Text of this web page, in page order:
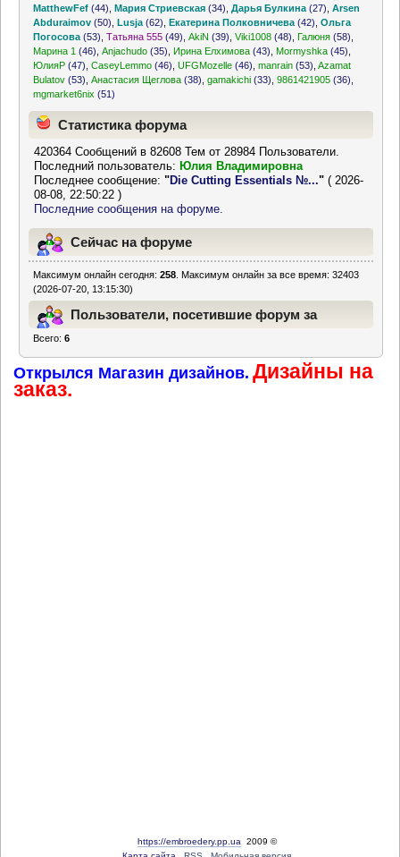
MatthewFef (44) ,Мария Стриевская (34) ,Дарья Булкина (27) ,Arsen
Abduraimov (50) ,Lusja (62) ,Екатерина Полковничева (42) ,Ольга
Погосова (53) ,Татьяна 555 (49) ,AkiN (39) ,Viki1008 (48) Галюня (58)
Марина 1 (46) ,Anjachudo (35) Ирина Елхимова (43) Mormyshka (45)
ЮлияР (47) ,CaseyLemmo (46) ,UFGMozelle (46) ,manrain (53) ,Azamat
Bulatov (53) ,Анастасия Щеглова (38) ,gamakichi (33) ,9861421905 (36)
mgmarket6nix (51)
Статистика форума
420364 Сообщений в 82608 Тем от 28984 Пользователи.
Последний пользователь: Юлия Владимировна
Последнее сообщение:"Die Cutting Essentials №..." ( 2026-
08-08, 22:50:22 )
Последние сообщения на форуме.
Сейчас на форуме
Максимум онлайн сегодня:258 . Максимум онлайн за все время: 32403
(2026-07-20, 13:15:30)
Пользователи, посетившие форум за
Всего:6
Открылся Магазин дизайнов. Дизайны на
заказ.
https://embroedery.pp.ua 2009 ©